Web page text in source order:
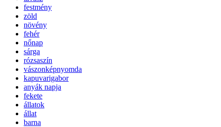
festmény
zöld
növény
fehér
nőnap
sárga
rózsaszín
vászonképnyomda
kapuvarigabor
anyák napja
fekete
állatok
állat
barna